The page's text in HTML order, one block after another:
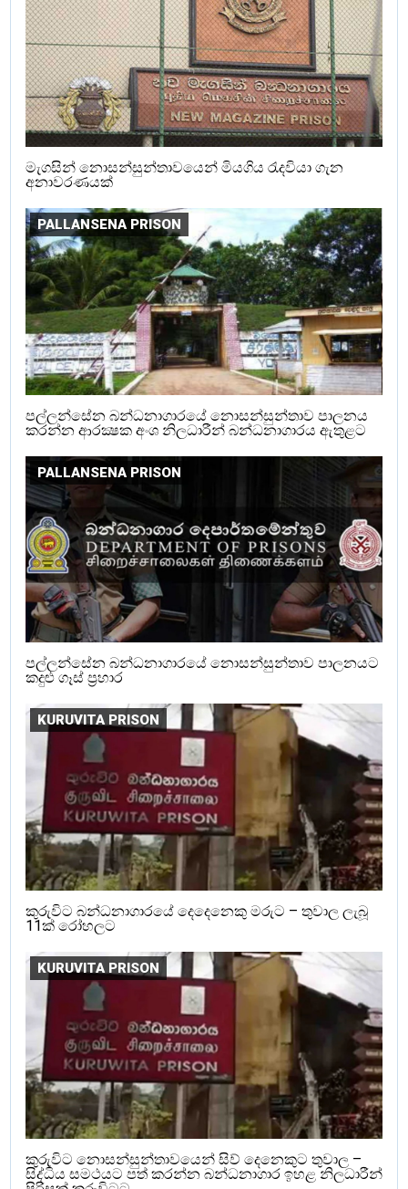
මැගසින් නොසන්සුන්තාවයෙන් මියගිය රැදවියා ගැන
අනාවරණයක්
PALLANSENA PRISON
පල්ලන්සේන බන්ධනාගාරයේ නොසන්සුන්තාව පාලනය
කරන්න ආරක්‍ෂක අංශ නිලධාරීන් බන්ධනාගාරය ඇතුළට
PALLANSENA PRISON
පල්ලන්සේන බන්ධනාගාරයේ නොසන්සුන්තාව පාලනයට
කදුළු ගෑස් ප්‍රහාර
KURUVITA PRISON
කුරුවිට බන්ධනාගාරයේ දෙදෙනෙකු මරුට – තුවාල ලැබූ
11ක් රෝහලට
KURUVITA PRISON
කුරුවිට නොසන්සුන්තාවයෙන් සිව් දෙනෙකුට තුවාල –
සිද්ධිය සමථයට පත් කරන්න බන්ධනාගාර ඉහළ නිලධාරීන්